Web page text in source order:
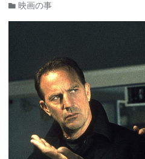
映画の事